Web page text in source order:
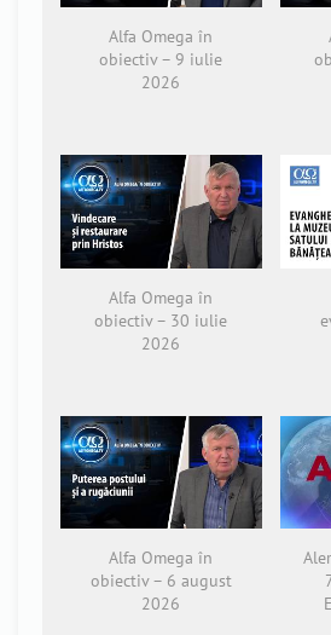
Alfa Omega în
obiectiv – 9 iulie
2026
Alfa Omega în
obiectiv – 30 iulie
2026
Alfa Omega în
obiectiv – 6 august
2026